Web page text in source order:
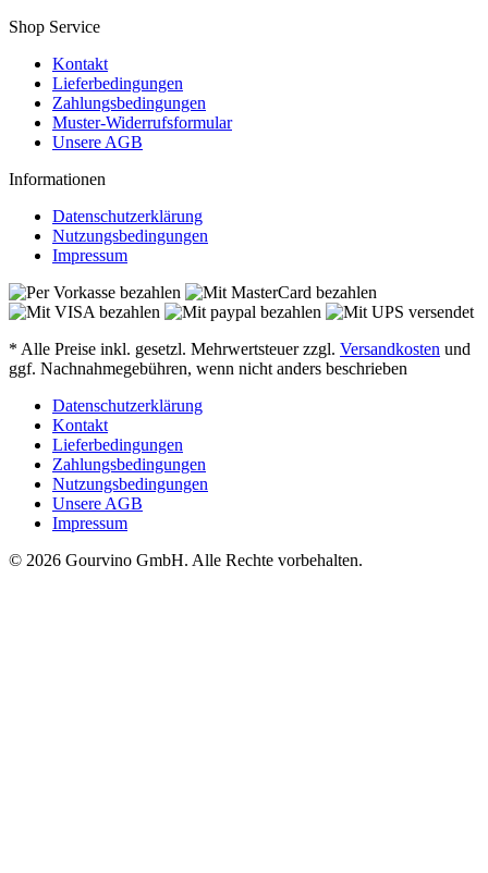
Shop Service
Kontakt
Lieferbedingungen
Zahlungsbedingungen
Muster-Widerrufsformular
Unsere AGB
Informationen
Datenschutzerklärung
Nutzungsbedingungen
Impressum
* Alle Preise inkl. gesetzl. Mehrwertsteuer zzgl. Versandkosten und
ggf. Nachnahmegebühren, wenn nicht anders beschrieben
Datenschutzerklärung
Kontakt
Lieferbedingungen
Zahlungsbedingungen
Nutzungsbedingungen
Unsere AGB
Impressum
© 2026 Gourvino GmbH. Alle Rechte vorbehalten.